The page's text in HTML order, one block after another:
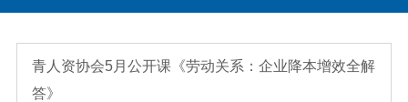
青人资协会5月公开课《劳动关系：企业降本增效全解
答》